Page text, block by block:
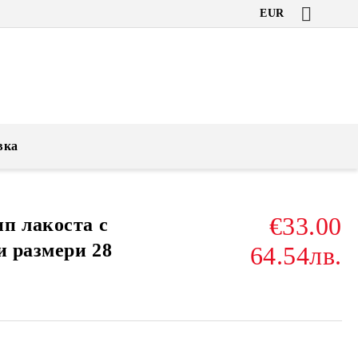
EUR
лакоста с
размери 28
€33.00
64.54лв.